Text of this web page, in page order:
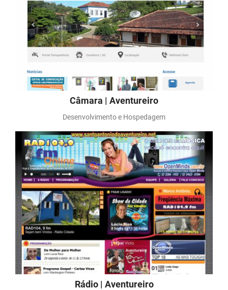
Câmara | Aventureiro
Desenvolvimento e Hospedagem
Rádio | Aventureiro